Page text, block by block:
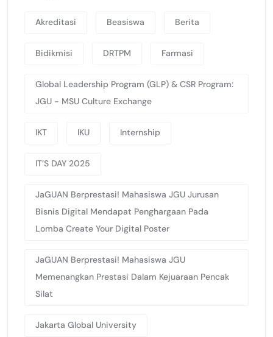
Akreditasi Beasiswa Berita
Bidikmisi DRTPM Farmasi
Global Leadership Program (GLP) & CSR Program:
JGU - MSU Culture Exchange
IKT IKU Internship
IT’S DAY 2025
JaGUAN Berprestasi! Mahasiswa JGU Jurusan
Bisnis Digital Mendapat Penghargaan Pada
Lomba Create Your Digital Poster
JaGUAN Berprestasi! Mahasiswa JGU
Memenangkan Prestasi Dalam Kejuaraan Pencak
Silat
Jakarta Global University